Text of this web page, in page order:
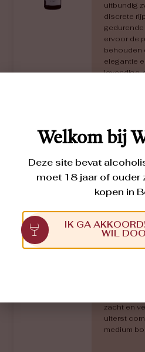
uitbundig
discrete
gedurende
ervoor de
behouden
elegantie
levendige,
Le
2020
zacht en
uiterst
medium
Welkom bij
Deze site bevat
moet 18 jaar of ouder
kopen in
IK GA
WIL